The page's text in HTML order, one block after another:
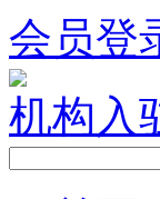
会员登
机构入